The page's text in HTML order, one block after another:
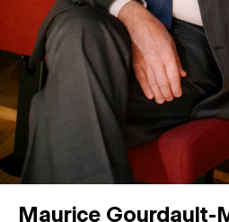
Maurice Gourdault-